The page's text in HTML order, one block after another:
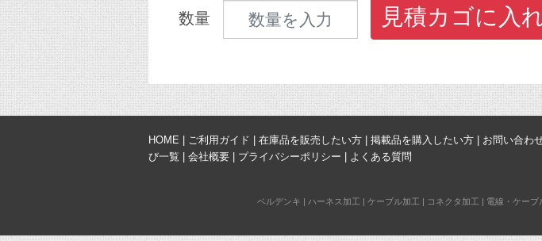
数量 見積カゴに入
HOME ご利用ガイド 在庫品を販売したい方 掲載品を購入したい方 お問い合わ
び一覧
会社概要 プライバシーポリシー よくある質問
ベルデンキ | ハーネス加工 | ケーブル加工 | コネクタ加工 | 電線・ケーブ